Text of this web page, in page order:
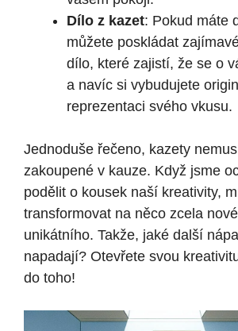
Dílo z kazet: Pokud máte
můžete poskládat
dílo, které zajistí, že se o
a navíc si vybudujete
reprezentaci svého vkusu.
Jednoduše řečeno, kazety
zakoupené v kauze. Když jsme
podělit o kousek naší kreativity,
transformovat na něco zcela
unikátního. Takže, jaké další
napadají? Otevřete svou
do toho!